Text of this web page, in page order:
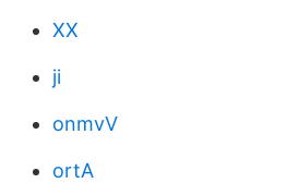
XX
ji
onmvV
ortA